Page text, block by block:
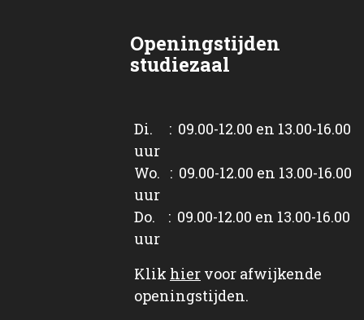
Openingstijden
studiezaal
Di. : 09.00-12.00 en 13.00-16.00
uur
Wo. : 09.00-12.00 en 13.00-16.00
uur
Do. : 09.00-12.00 en 13.00-16.00
uur
Klik hier voor afwijkende
openingstijden.